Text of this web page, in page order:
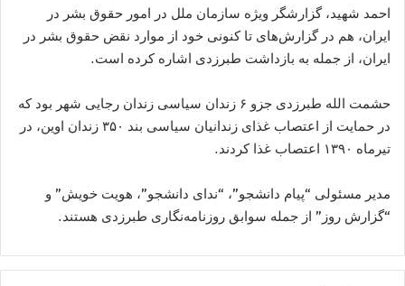
احمد شهید، گزارشگر ویژه سازمان ملل در امور حقوق بشر در
ایران، هم در گزارش‌های تا کنونی خود از موارد نقض حقوق بشر در
ایران، از جمله به بازداشت طبرزدی اشاره کرده است.
حشمت الله طبرزدی جزو ۶ زندان سیاسی زندان رجایی شهر بود که
در حمایت از اعتصاب غذای زندانیان سیاسی بند ۳۵۰ زندان اوین، در
تیرماه ۱۳۹۰ اعتصاب غذا کردند.
مدیر مسئولی “پیام دانشجو”، “ندای دانشجو”، هویت خویش” و
“گزارش روز” از جمله سوابق روزنامه‌نگاری طبرزدی هستند.